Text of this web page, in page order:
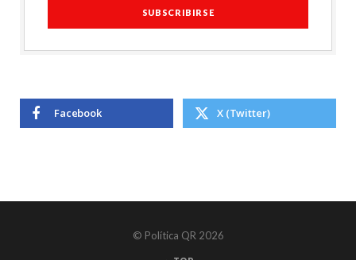
Facebook X (Twitter)
© Política QR 2026